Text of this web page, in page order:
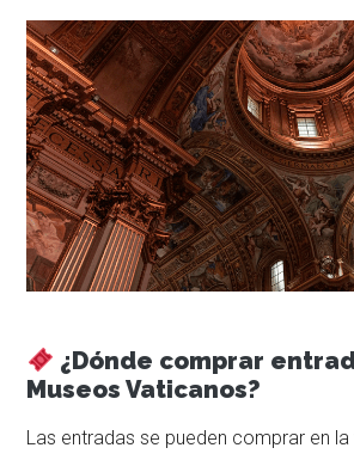
¿Dónde comprar
Museos Vaticanos?
Las entradas se pueden comprar en